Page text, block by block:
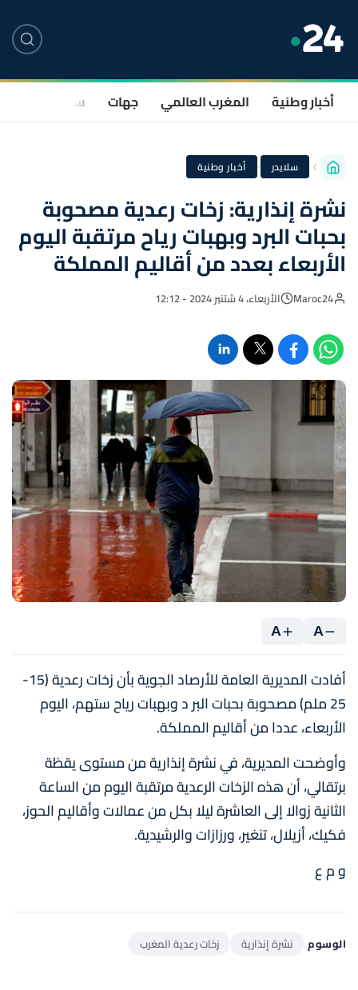
أخبار وطنية المغرب العالمي جهات سياسة
سلايدر · أخبار وطنية
نشرة إنذارية: زخات رعدية مصحوبة
بحبات البرد وبهبات رياح مرتقبة اليوم
الأربعاء بعدد من أقاليم المملكة
Maroc24 الأربعاء، 4 شتنبر 2024 - 12:12
A
A
أفادت المديرية العامة للأرصاد الجوية بأن زخات رعدية (15-
25 ملم) مصحوبة بحبات البر د وبهبات رياح ستهم، اليوم
الأربعاء، عددا من أقاليم المملكة.
وأوضحت المديرية، في نشرة إنذارية من مستوى يقظة
برتقالي، أن هذه الزخات الرعدية مرتقبة اليوم من الساعة
الثانية زوالا إلى العاشرة ليلا بكل من عمالات وأقاليم الحوز،
فكيك، أزيلال، تنغير، ورزازات والرشيدية.
و م ع
الوسوم نشرة إنذارية زخات رعدية المغرب